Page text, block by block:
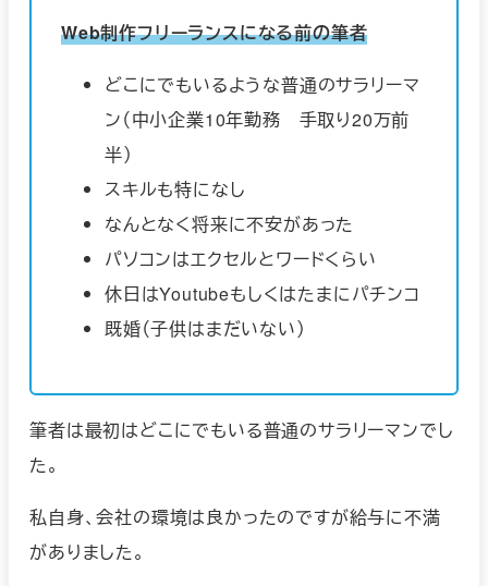
Web制作フリーランスになる前の筆者
どこにでもいるような普通のサラリーマ
ン（中小企業10年勤務 手取り20万前
半）
スキルも特になし
なんとなく将来に不安があった
パソコンはエクセルとワードくらい
休日はYoutubeもしくはたまにパチンコ
既婚（子供はまだいない）
筆者は最初はどこにでもいる普通のサラリーマンでし
た。
私自身、会社の環境は良かったのですが給与に不満
がありました。